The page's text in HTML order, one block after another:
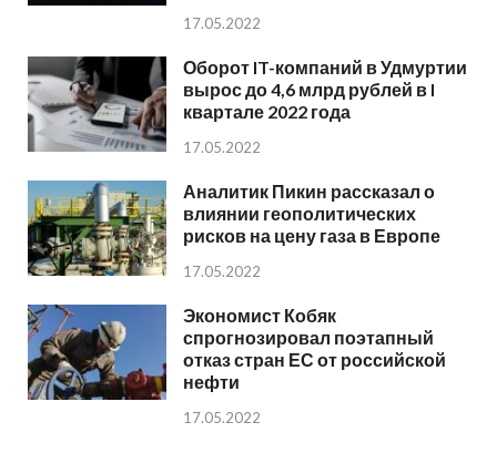
17.05.2022
Оборот IT-компаний в Удмуртии
вырос до 4,6 млрд рублей в I
квартале 2022 года
17.05.2022
Аналитик Пикин рассказал о
влиянии геополитических
рисков на цену газа в Европе
17.05.2022
Экономист Кобяк
спрогнозировал поэтапный
отказ стран ЕС от российской
нефти
17.05.2022